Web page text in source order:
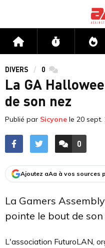
Accueil Flux
DIVERS 0 commentaires
La GA
de son nez
Publié par Sicyone le 20 sept.
0
Ajoutez aAa à vos sources
La Gamers
pointe le bout de son
L'association FuturoLAN,